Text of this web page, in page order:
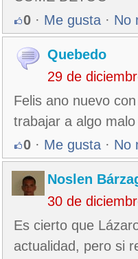
0 · Me gusta · No
Quebedo
29 de
Felis ano nuevo
trabajar a algo
0 · Me gusta · No
Noslen
30 de
Es cierto que
actualidad, pero si